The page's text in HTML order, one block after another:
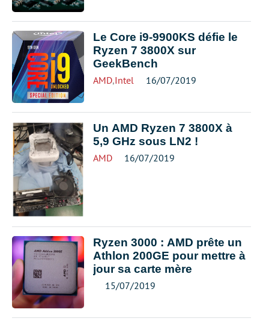
Le Core i9-9900KS défie le
Ryzen 7 3800X sur
GeekBench
AMD,Intel 16/07/2019
Un AMD Ryzen 7 3800X à
5,9 GHz sous LN2 !
AMD 16/07/2019
Ryzen 3000 : AMD prête un
Athlon 200GE pour mettre à
jour sa carte mère
15/07/2019